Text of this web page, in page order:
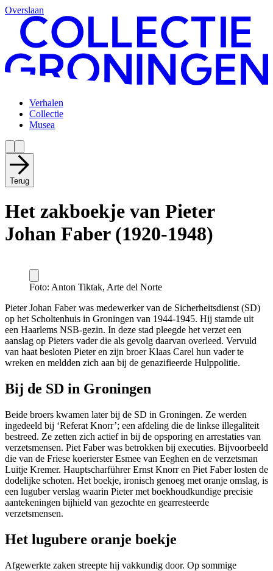
Overslaan
Verhalen
Collectie
Musea
Terug
Het zakboekje van Pieter
Johan Faber (1920-1948)
Foto: Anton Tiktak, Arte del Norte
Pieter Johan Faber was medewerker van de Sicherheitsdienst (SD)
op het Scholtenhuis in Groningen van 1944-1945. Hij stamde uit
een Haarlems NSB-gezin. In deze stad pleegde het verzet een
aanslag op Pieters vader die als gevolg daarvan overleed. Vervuld
van haat besloten Pieter en zijn broer Klaas Carel hun vader te
wreken en meldden zich aan bij de genazifieerde Hulppolitie.
Bij de SD in Groningen
Beide broers kwamen later bij de SD in Groningen. Ze werden
ingedeeld bij ‘Referat Knorr’; een afdeling die de linkse illegaliteit
bestreed. Ze zetten zich actief in bij de opsporing en arrestaties van
verzetsmensen. Piet Faber was betrokken bij executies. Bijvoorbeeld
die van de Friese koerierster Esmee van Eeghen en de verzetsman
Luitje Kremer. Hauptscharführer Ernst Knorr en Piet Faber losten de
dodelijke schoten. Het boekje, ironisch genoeg met oranje omslag, is
een luguber verslag waarin Pieter met boekhoudkundige precisie
aantekeningen bijhield van gezochte en gearresteerde
verzetsmensen.
Het lugubere oranje boekje
Afgewerkte zaken streepte hij vakkundig door. Op sommige